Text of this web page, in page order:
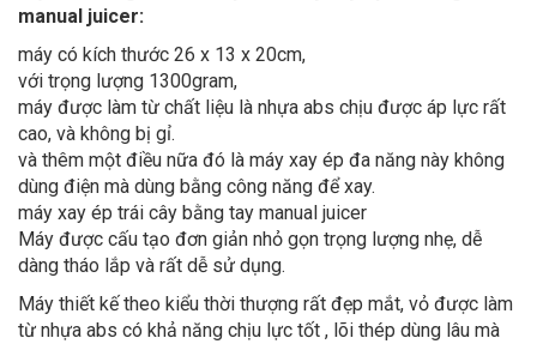
manual juicer:
máy có kích thước 26 x 13 x 20cm,
với trọng lượng 1300gram,
máy được làm từ chất liệu là nhựa abs chịu được áp lực rất
cao, và không bị gỉ.
và thêm một điều nữa đó là máy xay ép đa năng này không
dùng điện mà dùng bằng công năng để xay.
máy xay ép trái cây bằng tay manual juicer
Máy được cấu tạo đơn giản nhỏ gọn trọng lượng nhẹ, dễ
dàng tháo lắp và rất dễ sử dụng.
Máy thiết kế theo kiểu thời thượng rất đẹp mắt, vỏ được làm
từ nhựa abs có khả năng chịu lực tốt , lõi thép dùng lâu mà